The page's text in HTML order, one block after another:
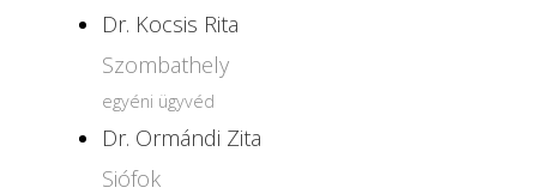
Dr. Kocsis Rita
Szombathely
egyéni ügyvéd
Dr. Ormándi Zita
Siófok